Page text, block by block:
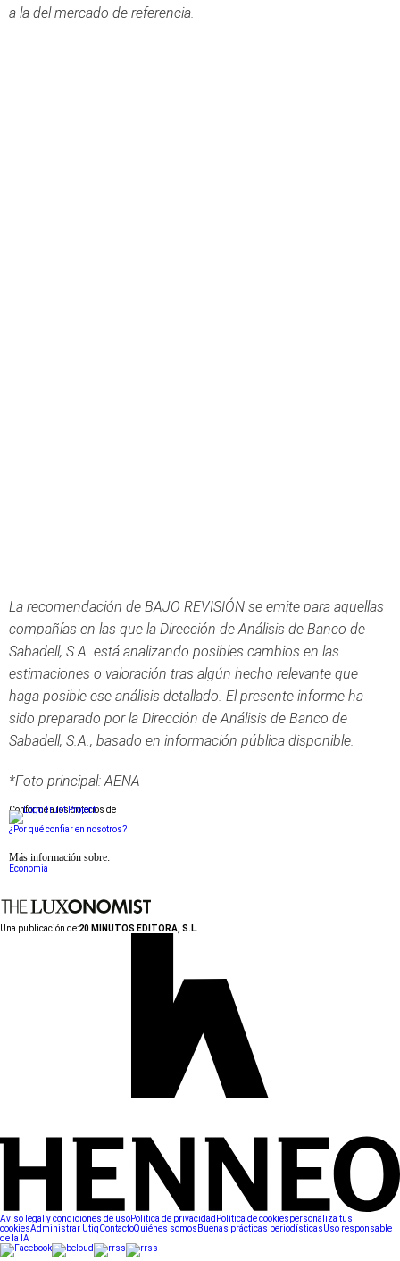
a la del mercado de referencia.
La recomendación de BAJO REVISIÓN se emite para aquellas
compañías en las que la Dirección de Análisis de Banco de
Sabadell, S.A. está analizando posibles cambios en las
estimaciones o valoración tras algún hecho relevante que
haga posible ese análisis detallado. El presente informe ha
sido preparado por la Dirección de Análisis de Banco de
Sabadell, S.A., basado en información pública disponible.
*Foto principal: AENA
Conforme a los criterios de
¿Por qué confiar en nosotros?
Más información sobre:
Economia
Una publicación de:20 MINUTOS EDITORA, S.L.
Aviso legal y condiciones de usoPolítica de privacidad Política de cookiespersonaliza tus
cookiesAdministrar UtiqContactoQuiénes somos Buenas prácticas periodísticasUso responsable
de la IA